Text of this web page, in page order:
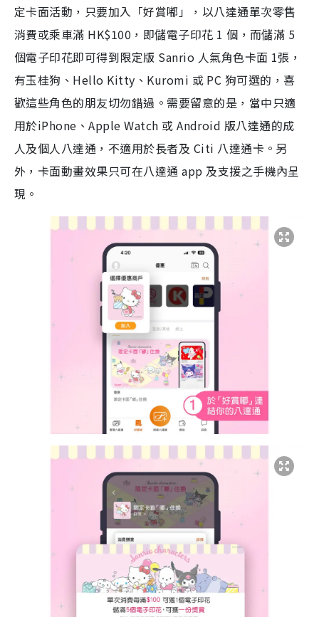
定卡面活動，只要加入「好賞嘟」，以八達通單次零售
消費或乘車滿 HK$100，即儲電子印花 1 個，而儲滿 5
個電子印花即可得到限定版 Sanrio 人氣角色卡面 1張，
有玉桂狗、Hello Kitty、Kuromi 或 PC 狗可選的，喜
歡這些角色的朋友切勿錯過。需要留意的是，當中只適
用於iPhone、Apple Watch 或 Android 版八達通的成
人及個人八達通，不適用於長者及 Citi 八達通卡。另
外，卡面動畫效果只可在八達通 app 及支援之手機內呈
現。